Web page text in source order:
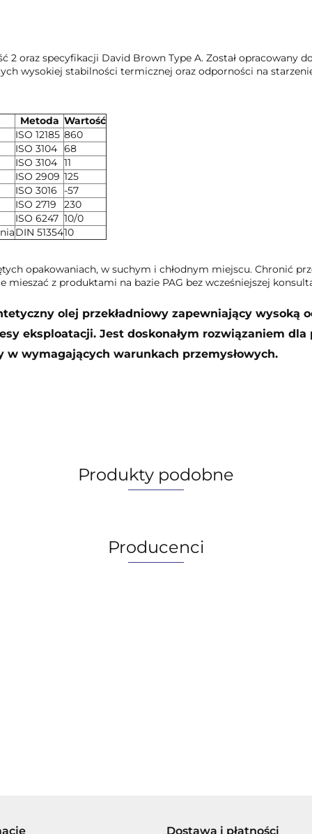
2 oraz specyfikacji David Brown Type A. Został opracowany
wysokiej stabilności termicznej oraz odporności na
Metoda Wartość
ISO 12185 860
ISO 3104 68
ISO 3104 11
ISO 2909 125
ISO 3016
-57
ISO 2719
230
ISO 6247 10/0
DIN 5135410
opakowaniach, w suchym i chłodnym miejscu. Chronić
mieszać z produktami na bazie PAG bez wcześniejszej
olej przekładniowy zapewniający wysoką
eksploatacji. Jest doskonałym rozwiązaniem
w wymagających warunkach przemysłowych.
Produkty podobne
Producenci
Dostawa i płatności